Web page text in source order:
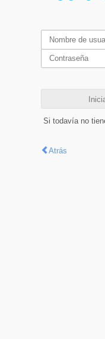
Si todavía no
Atrás